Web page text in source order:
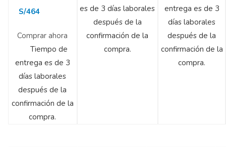
S/464
Comprar ahora
Tiempo de
entrega es de 3
días laborales
después de la
confirmación de la
compra.
es de 3 días laborales
después de la
confirmación de la
compra.
entrega es de 3
días laborales
después de la
confirmación de la
compra.